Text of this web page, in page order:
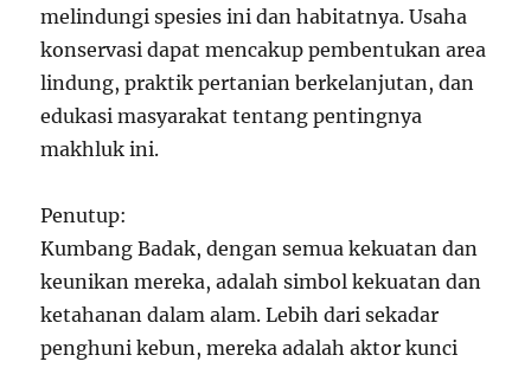
melindungi spesies ini dan habitatnya. Usaha
konservasi dapat mencakup pembentukan area
lindung, praktik pertanian berkelanjutan, dan
edukasi masyarakat tentang pentingnya
makhluk ini.
Penutup:
Kumbang Badak, dengan semua kekuatan dan
keunikan mereka, adalah simbol kekuatan dan
ketahanan dalam alam. Lebih dari sekadar
penghuni kebun, mereka adalah aktor kunci